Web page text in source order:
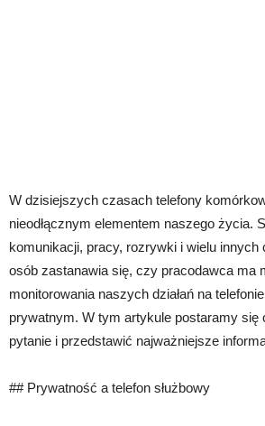
W dzisiejszych czasach telefony
nieodłącznym elementem naszego życia.
komunikacji, pracy, rozrywki i wielu innych
osób zastanawia się, czy pracodawca ma
monitorowania naszych działań na
prywatnym. W tym artykule postaramy się
pytanie i przedstawić najważniejsze
## Prywatność a telefon służbowy